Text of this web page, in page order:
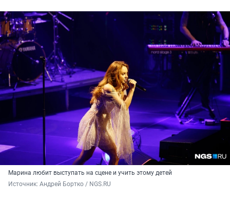
Марина любит выступать на сцене и учить этому детей
Источник: Андрей Бортко / NGS.RU